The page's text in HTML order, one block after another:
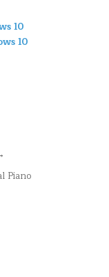
10
10
Piano